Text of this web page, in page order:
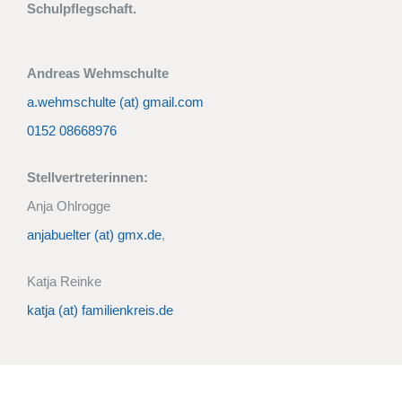
Schulpflegschaft.
Andreas Wehmschulte
a.wehmschulte (at) gmail.com
0152 08668976
Stellvertreterinnen:
Anja Ohlrogge
anjabuelter (at) gmx.de,
Katja Reinke
katja (at) familienkreis.de